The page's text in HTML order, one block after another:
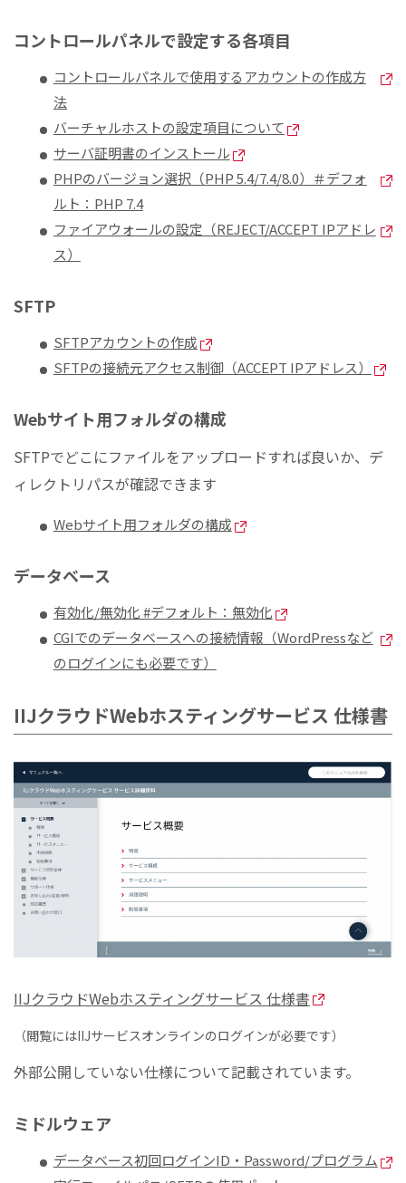
コントロールパネルで設定する各項目
コントロールパネルで使用するアカウントの作成方
法
バーチャルホストの設定項目について
サーバ証明書のインストール
PHPのバージョン選択（PHP 5.4/7.4/8.0）＃デフォ
ルト：PHP 7.4
ファイアウォールの設定（REJECT/ACCEPT IPアドレ
ス）
SFTP
SFTPアカウントの作成
SFTPの接続元アクセス制御（ACCEPT IPアドレス）
Webサイト用フォルダの構成
SFTPでどこにファイルをアップロードすれば良いか、デ
ィレクトリパスが確認できます
Webサイト用フォルダの構成
データベース
有効化/無効化 #デフォルト：無効化
CGIでのデータベースへの接続情報（WordPressなど
のログインにも必要です）
IIJクラウドWebホスティングサービス 仕様書
IIJクラウドWebホスティングサービス 仕様書
（閲覧にはIIJサービスオンラインのログインが必要です）
外部公開していない仕様について記載されています。
ミドルウェア
データベース初回ログインID・Password/プログラム